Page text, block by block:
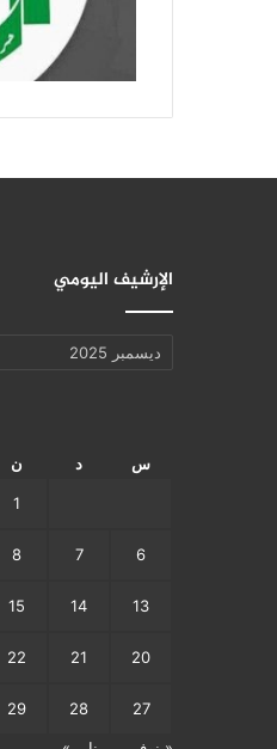
الإرشيف اليومي
س د ن
1
6
7
8
13
14
15
20
21
22
27
28
29